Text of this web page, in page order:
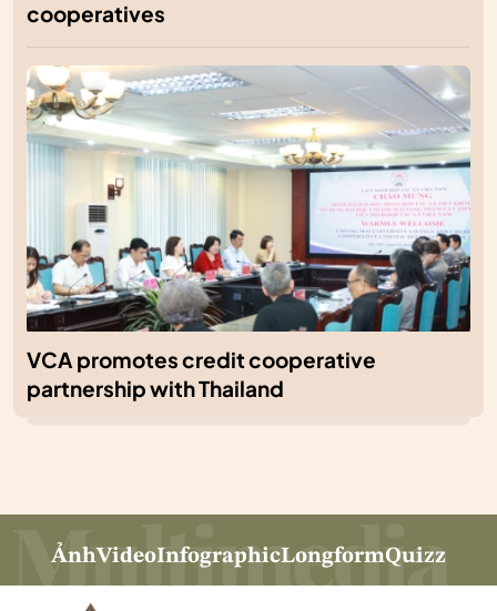
cooperatives
VCA promotes credit cooperative
partnership with Thailand
ẢnhVideoInfographicLongformQuizz